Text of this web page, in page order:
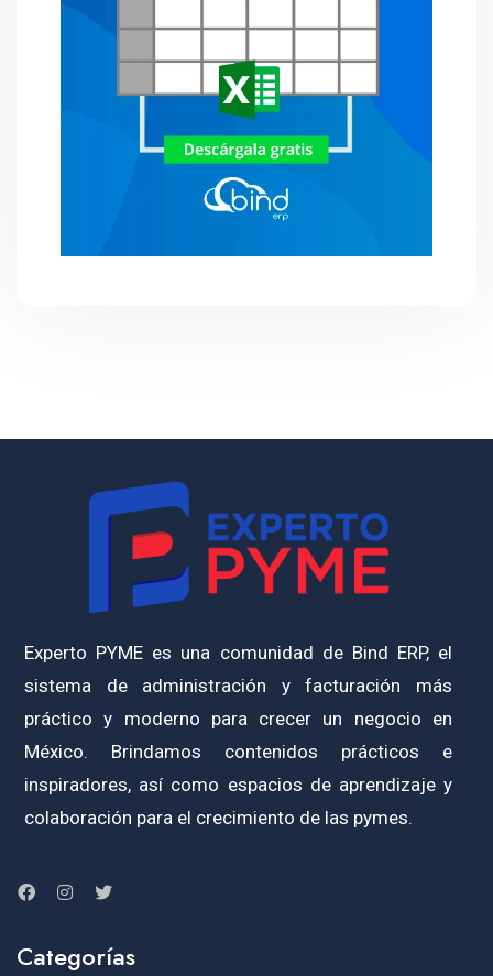
Experto PYME es una comunidad de Bind ERP, el
sistema de administración y facturación más
práctico y moderno para crecer un negocio en
México. Brindamos contenidos prácticos e
inspiradores, así como espacios de aprendizaje y
colaboración para el crecimiento de las pymes.
Categorías